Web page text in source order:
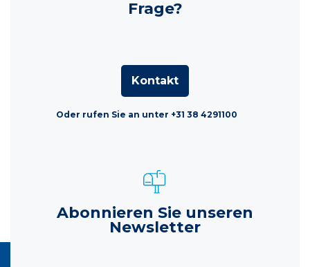
Frage?
Kontakt
Oder rufen Sie an unter +31 38 4291100
Abonnieren Sie unseren
Newsletter